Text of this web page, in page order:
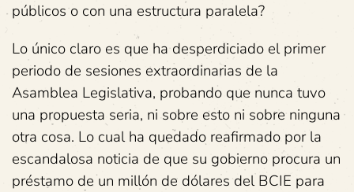
públicos o con una estructura paralela?
Lo único claro es que ha desperdiciado el primer
periodo de sesiones extraordinarias de la
Asamblea Legislativa, probando que nunca tuvo
una propuesta seria, ni sobre esto ni sobre ninguna
otra cosa. Lo cual ha quedado reafirmado por la
escandalosa noticia de que su gobierno procura un
préstamo de un millón de dólares del BCIE para